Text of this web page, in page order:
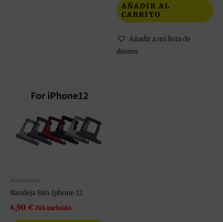
AÑADIR AL
CARRITO
Añadir a mi lista de
deseos
Accesorios
Bandeja Sim Iphone 12
4,90 € IVA incluido